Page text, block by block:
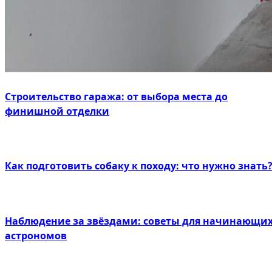
Строительство гаража: от выбора места до
финишной отделки
Как подготовить собаку к походу: что нужно знать?
Наблюдение за звёздами: советы для
астрономов